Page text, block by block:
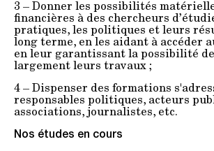
3 – Donner les possibilités
financières à des chercheurs
pratiques, les politiques et leurs
long terme, en les aidant à accéder
en leur garantissant la possibilité
largement leurs travaux ;
4 – Dispenser des formations
responsables politiques, acteurs
associations, journalistes, etc.
Nos études en cours